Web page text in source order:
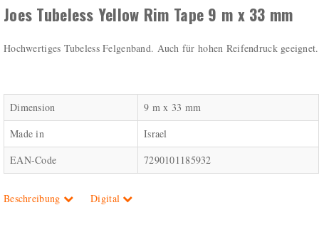
Joes Tubeless Yellow Rim Tape 9 m x 33 mm
Hochwertiges Tubeless Felgenband. Auch für hohen Reifendruck geeignet.
Dimension
9 m x 33 mm
Made in
Israel
EAN-Code
7290101185932
Beschreibung Digital